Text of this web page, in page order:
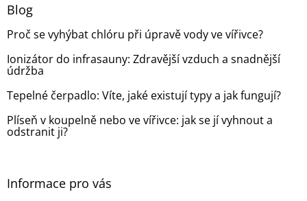
Blog
Proč se vyhýbat chlóru při úpravě vody ve vířivce?
Ionizátor do infrasauny: Zdravější vzduch a snadnější
údržba
Tepelné čerpadlo: Víte, jaké existují typy a jak fungují?
Plíseň v koupelně nebo ve vířivce: jak se jí vyhnout a
odstranit ji?
Informace pro vás